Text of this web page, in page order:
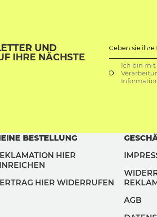
UND
IHRE NÄCHSTE
Geben sie ihre
Ich bin mit
BESTELLUNG
HIER
HIER WIDERRUFEN
AGB